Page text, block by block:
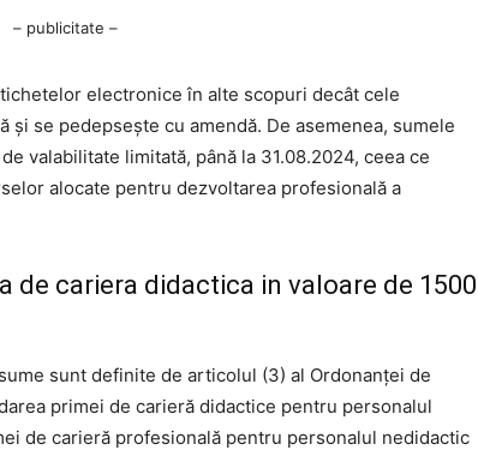
– publicitate –
electronice în alte scopuri decât cele
se pedepsește cu amendă. De asemenea, sumele
valabilitate limitată, până la 31.08.2024, ceea ce
alocate pentru dezvoltarea profesională a
de cariera didactica in valoare de 1500
sunt definite de articolul (3) al Ordonanței de
primei de carieră didactice pentru personalul
de carieră profesională pentru personalul nedidactic